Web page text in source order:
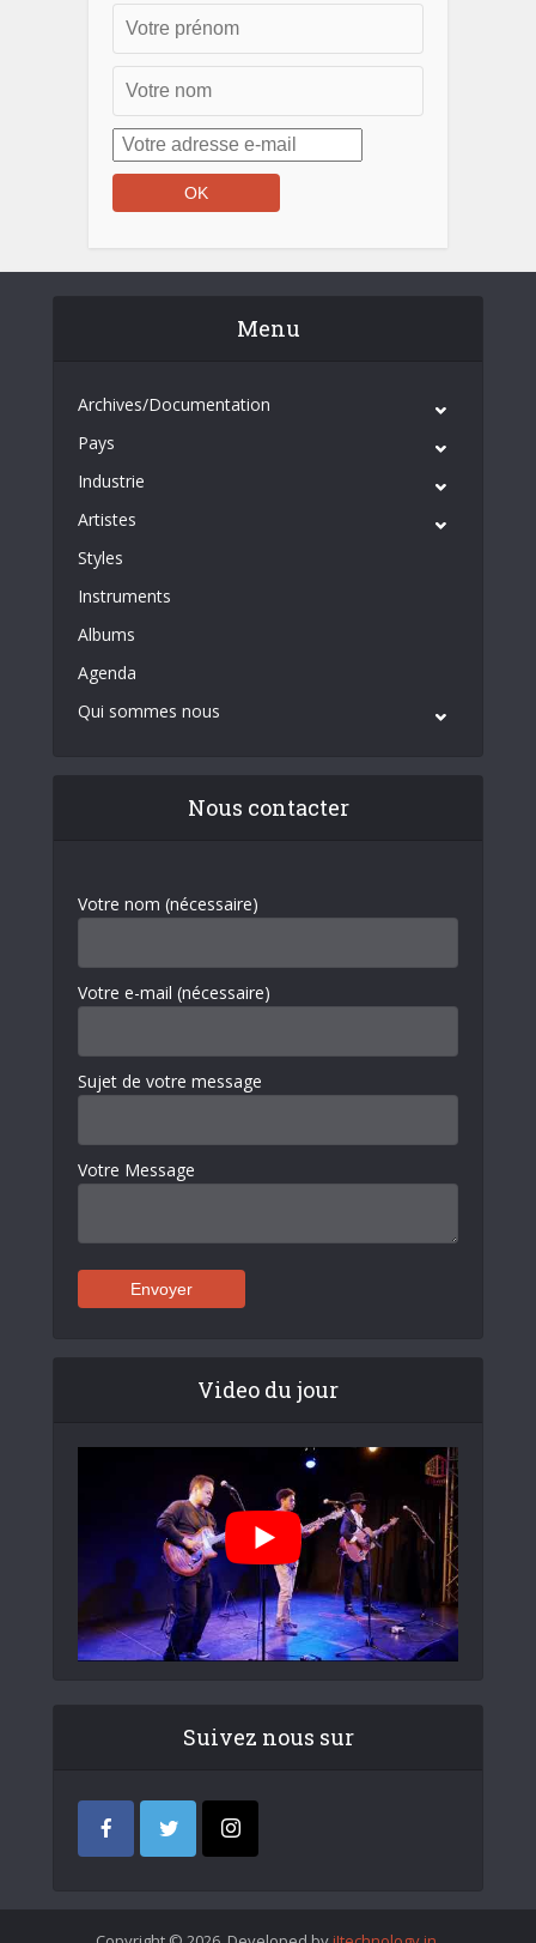
Menu
Archives/Documentation
Pays
Industrie
Artistes
Styles
Instruments
Albums
Agenda
Qui sommes nous
Nous contacter
Votre nom (nécessaire)
Votre e-mail (nécessaire)
Sujet de votre message
Votre Message
Video du jour
Suivez nous sur